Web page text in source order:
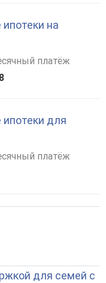
на
платёж
для
платёж
для семей с